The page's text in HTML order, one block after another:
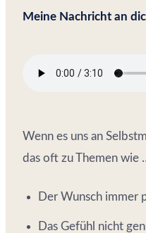
Meine Nachricht an
Wenn es uns an
das oft zu Themen wie
Der Wunsch immer
Das Gefühl nicht